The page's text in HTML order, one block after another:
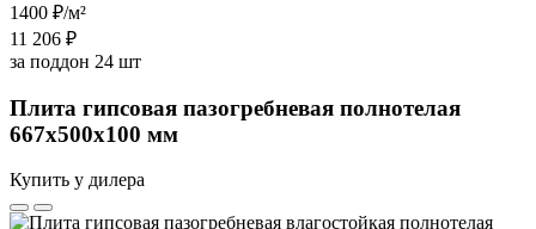
1400 ₽/м²
11 206 ₽
за поддон 24 шт
Плита гипсовая пазогребневая полнотелая
667х500х100 мм
Купить у дилера